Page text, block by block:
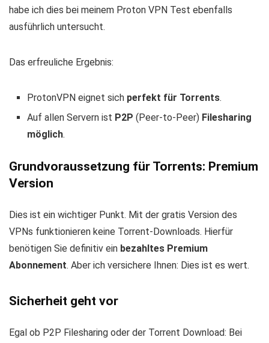
habe ich dies bei meinem Proton VPN Test ebenfalls
ausführlich untersucht.
Das erfreuliche Ergebnis:
ProtonVPN eignet sich perfekt für Torrents.
Auf allen Servern ist P2P (Peer-to-Peer) Filesharing
möglich.
Grundvoraussetzung für Torrents: Premium
Version
Dies ist ein wichtiger Punkt. Mit der gratis Version des
VPNs funktionieren keine Torrent-Downloads. Hierfür
benötigen Sie definitiv ein bezahltes Premium
Abonnement. Aber ich versichere Ihnen: Dies ist es wert.
Sicherheit geht vor
Egal ob P2P Filesharing oder der Torrent Download: Bei